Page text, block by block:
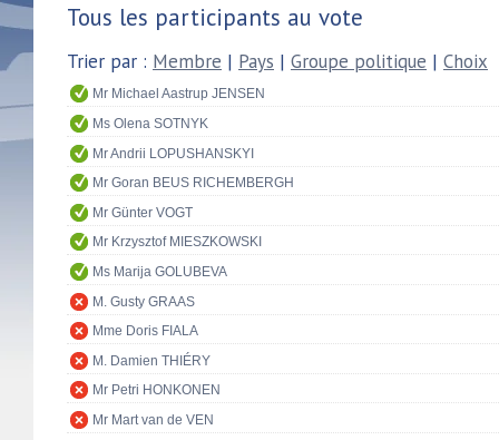
Tous les participants au vote
Trier par : Membre | Pays | Groupe politique | Choix
Mr Michael Aastrup JENSEN
Ms Olena SOTNYK
Mr Andrii LOPUSHANSKYI
Mr Goran BEUS RICHEMBERGH
Mr Günter VOGT
Mr Krzysztof MIESZKOWSKI
Ms Marija GOLUBEVA
M. Gusty GRAAS
Mme Doris FIALA
M. Damien THIÉRY
Mr Petri HONKONEN
Mr Mart van de VEN